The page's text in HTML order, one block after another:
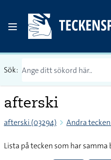
Sök:
afterski
afterski (03294) Andra
Lista på tecken som har